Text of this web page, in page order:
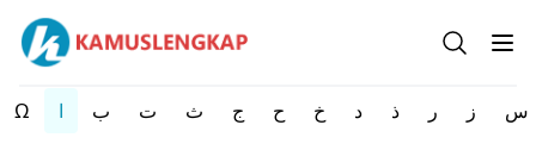
Kamus Lengkap Arab-Indonesia - Kamus Bahasa Arab
Open
Ω ا ب ت ث ج ح خ د ذ ر ز س